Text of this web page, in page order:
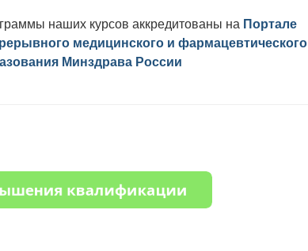
наших курсов аккредитованы на Портале
медицинского и фармацевтического
Минздрава России